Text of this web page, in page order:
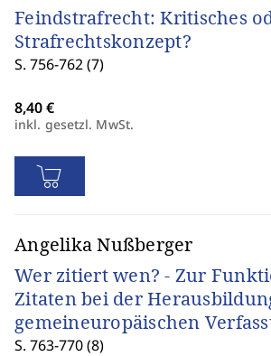
Feindstrafrecht: Kritisches
Strafrechtskonzept?
S. 756-762 (7)
inkl. gesetzl. MwSt.
Angelika Nußberger
Wer zitiert wen? - Zur
Zitaten bei der
gemeineuropäischen
S. 763-770 (8)